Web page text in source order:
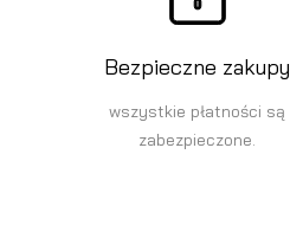
Bezpieczne zakupy
wszystkie płatności są
zabezpieczone.